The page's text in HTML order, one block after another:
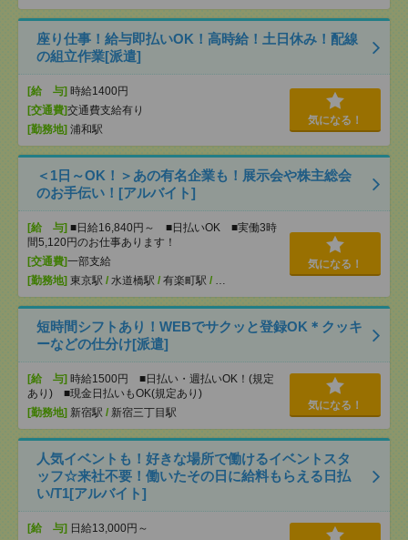
座り仕事！給与即払いOK！高時給！土日休み！配線
の組立作業[派遣]
[給 与] 時給1400円
[交通費]交通費支給有り
[勤務地] 浦和駅
気になる！
＜1日～OK！＞あの有名企業も！展示会や株主総会
のお手伝い！[アルバイト]
[給 与] ■日給16,840円～ ■日払いOK ■実働3時
間5,120円のお仕事あります！
[交通費]一部支給
[勤務地] 東京駅 / 水道橋駅 / 有楽町駅 / …
気になる！
短時間シフトあり！WEBでサクッと登録OK＊クッキ
ーなどの仕分け[派遣]
[給 与] 時給1500円 ■日払い・週払いOK！(規定
あり) ■現金日払いもOK(規定あり)
[勤務地] 新宿駅 / 新宿三丁目駅
気になる！
人気イベントも！好きな場所で働けるイベントスタ
ッフ☆来社不要！働いたその日に給料もらえる日払
い/T1[アルバイト]
[給 与] 日給13,000円～